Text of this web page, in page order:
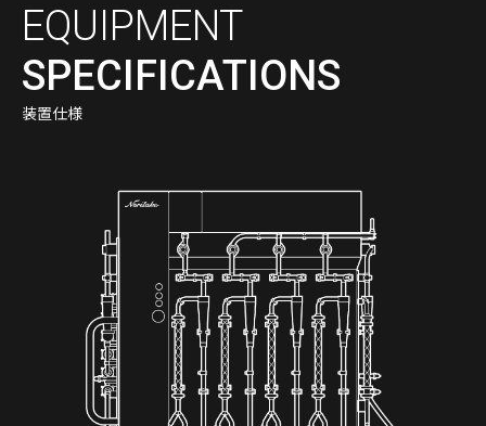
EQUIPMENT
SPECIFICATIONS
装置仕様